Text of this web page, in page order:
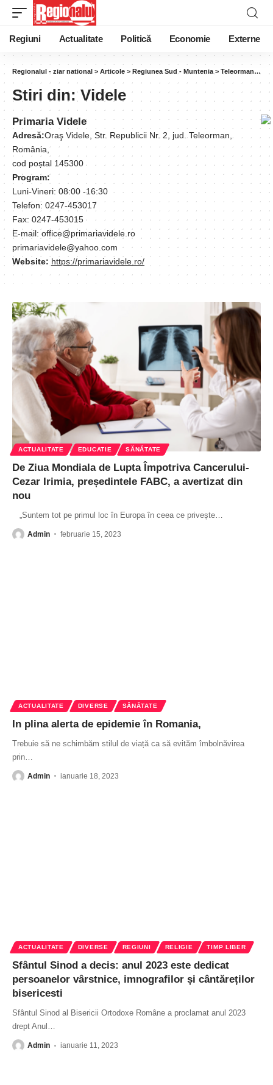
Regiuni Actualitate Politică Economie Externe
Regionalul - ziar national > Articole > Regiunea Sud - Muntenia > Teleorman>
Stiri din:Videle
Primaria Videle
Adresă:Oraş Videle, Str. Republicii Nr. 2, jud. Teleorman,
România,
cod poștal 145300
Program:
Luni-Vineri: 08:00 -16:30
Telefon: 0247-453017
Fax: 0247-453015
E-mail: office@primariavidele.ro
primariavidele@yahoo.com
Website: https://primariavidele.ro/
ACTUALITATE EDUCATIE SĂNĂTATE
De Ziua Mondiala de Lupta Împotriva Cancerului-
Cezar Irimia, președintele FABC, a avertizat din
nou
„Suntem tot pe primul loc în Europa în ceea ce privește
Admin februarie 15, 2023
ACTUALITATE DIVERSE SĂNĂTATE
In plina alerta de epidemie în Romania,
Trebuie să ne schimbăm stilul de viață ca să evităm îmbolnăvirea
prin
Admin ianuarie 18, 2023
ACTUALITATE DIVERSE REGIUNI RELIGIE TIMP LIBER
Sfântul Sinod a decis: anul 2023 este dedicat
persoanelor vârstnice, imnografilor și cântăreților
bisericesti
Sfântul Sinod al Bisericii Ortodoxe Române a proclamat anul 2023
drept Anul …
Admin ianuarie 11, 2023